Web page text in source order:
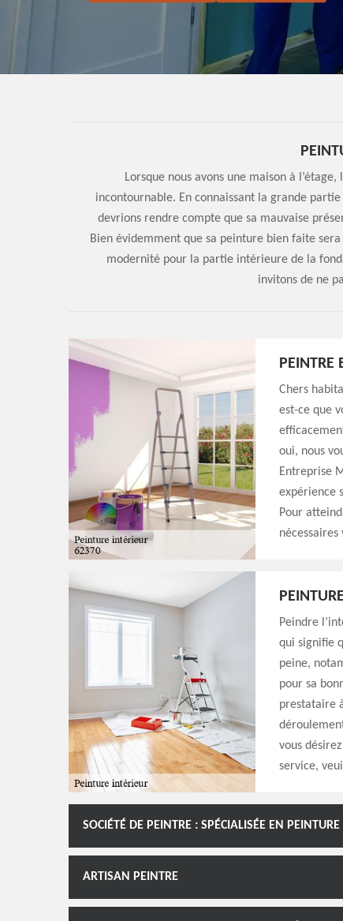
Lorsque nous avons une maison à
incontournable. En connaissant la grande
devrions rendre compte que sa mauvaise
Bien évidemment que sa peinture bien faite
modernité pour la partie intérieure de la
invitons de ne
PEINTRE
Chers
est-ce que
oui, nous
Entreprise
expérience
Pour
Peindre
qui signifie
peine,
pour sa
prestataire
vous
service,
SOCIÉTÉ DE PEINTRE : SPÉCIALISÉE EN
ARTISAN PEINTRE